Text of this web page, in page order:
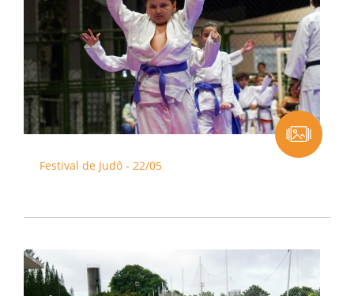
Festival de Judô - 22/05